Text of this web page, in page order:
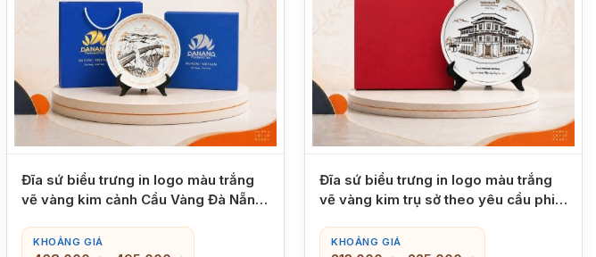
Đĩa sứ biểu trưng in logo màu trắng
vẽ vàng kim cảnh Cầu Vàng Đà Nẵng
KHOẢNG GIÁ
Đĩa sứ biểu trưng in logo màu trắng
vẽ vàng kim trụ sở theo yêu cầu phi
KHOẢNG GIÁ